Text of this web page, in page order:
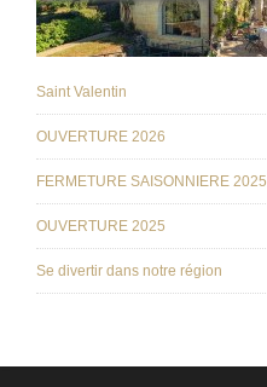
Saint Valentin
OUVERTURE 2026
FERMETURE SAISONNIERE 2025
OUVERTURE 2025
Se divertir dans notre région